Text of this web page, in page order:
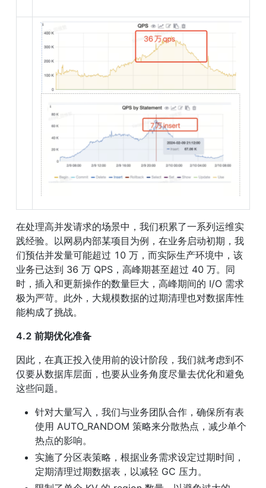
在处理高并发请求的场景中，我们积累了一系列运维实
践经验。以网易内部某项目为例，在业务启动初期，我
们预估并发量可能超过 10 万，而实际生产环境中，该
业务已达到 36 万 QPS，高峰期甚至超过 40 万。同
时，插入和更新操作的数量巨大，高峰期间的 I/O 需求
极为严苛。此外，大规模数据的过期清理也对数据库性
能构成了挑战。
4.2 前期优化准备
因此，在真正投入使用前的设计阶段，我们就考虑到不
仅要从数据库层面，也要从业务角度尽量去优化和避免
这些问题。
针对大量写入，我们与业务团队合作，确保所有表
使用 AUTO_RANDOM 策略来分散热点，减少单个
热点的影响。
实施了分区表策略，根据业务需求设定过期时间，
定期清理过期数据表，以减轻 GC 压力。